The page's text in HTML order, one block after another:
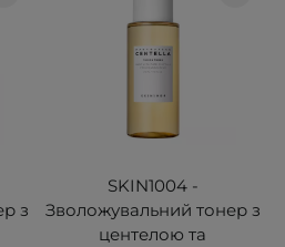
з
SKIN1004 -
Зволожувальний тонер з
центелою та